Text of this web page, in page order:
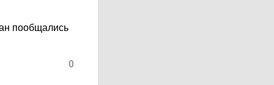
пообщались
0